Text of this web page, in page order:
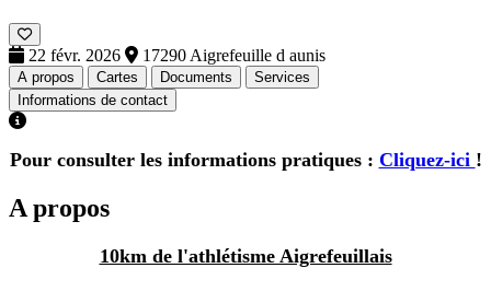
22 févr. 2026 17290 Aigrefeuille d aunis
A propos Cartes Documents
Services
Informations de contact
Pour consulter les informations pratiques : Cliquez-ici !
A propos
10km de l'athlétisme Aigrefeuillais